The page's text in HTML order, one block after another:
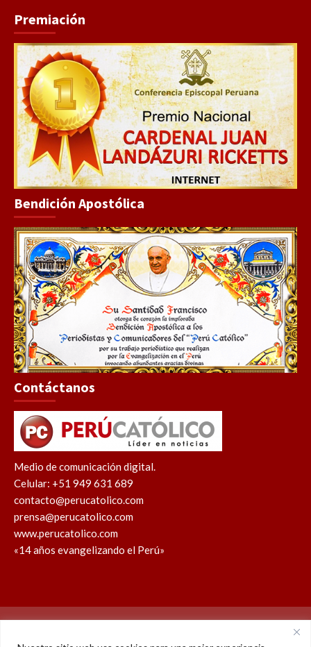
Premiación
Bendición Apostólica
Contáctanos
Medio de comunicación digital.
Celular: +51 949 631 689
contacto@perucatolico.com
prensa@perucatolico.com
www.perucatolico.com
«14 años evangelizando el Perú»
Política de cookies Política de privacidad